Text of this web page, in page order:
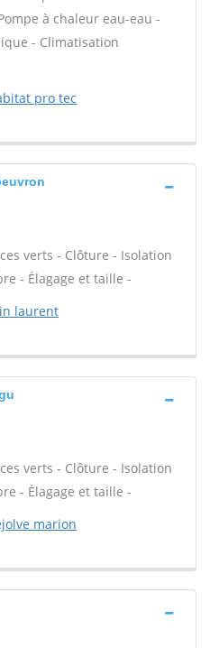
à chaleur eau-eau -
- Climatisation
pro tec
verts - Clôture - Isolation
- Élagage et taille -
laurent
verts - Clôture - Isolation
- Élagage et taille -
marion